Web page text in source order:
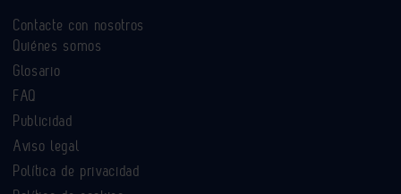
Contacte con nosotros
Quiénes somos
Glosario
FAQ
Publicidad
Aviso legal
Política de privacidad